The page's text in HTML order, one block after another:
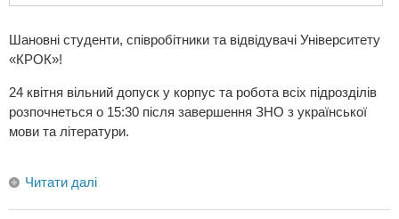
Шановні студенти, співробітники та відвідувачі Університету
«КРОК»!
24 квітня вільний допуск у корпус та робота всіх підрозділів
розпочнеться о 15:30 після завершення ЗНО з української
мови та літератури.
Читати далі